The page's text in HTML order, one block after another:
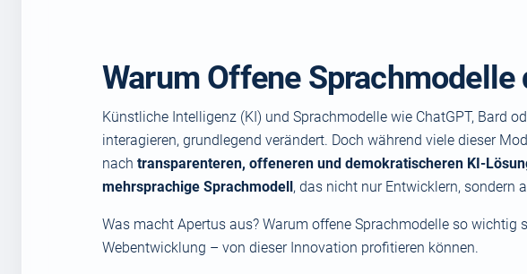
Warum Offene
Künstliche Intelligenz (KI) und Sprachmodelle wie ChatGPT, Bard
interagieren, grundlegend verändert. Doch während viele dieser
nach transparenteren, offeneren und demokratischeren KI-
mehrsprachige Sprachmodell, das nicht nur Entwicklern, sondern
Was macht Apertus aus? Warum offene Sprachmodelle so
Webentwicklung – von dieser Innovation profitieren können.